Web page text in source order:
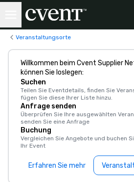
Veranstaltungsorte
Willkommen beim Cvent Supplier
können Sie loslegen:
Suchen
Teilen Sie Eventdetails, finden Sie
fügen Sie diese Ihrer Liste hinzu.
Anfrage senden
Überprüfen Sie Ihre ausgewählten
senden Sie eine Anfrage
Buchung
Vergleichen Sie Angebote und buchen
Ihr Event
Erfahren Sie mehr